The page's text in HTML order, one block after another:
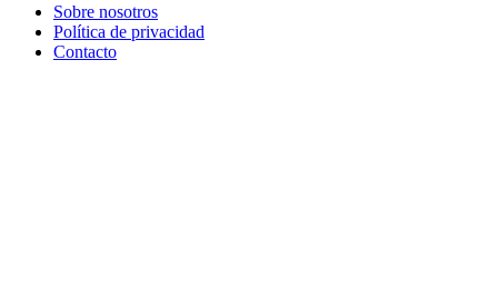
Sobre nosotros
Política de privacidad
Contacto